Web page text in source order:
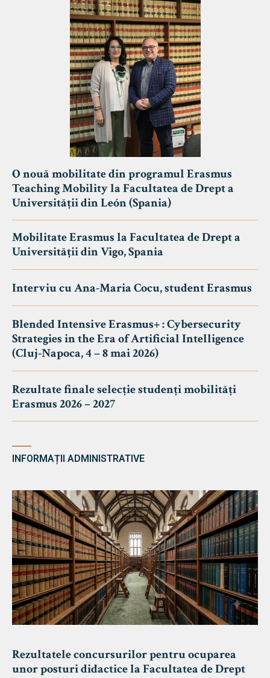
O nouă mobilitate din programul Erasmus
Teaching Mobility la Facultatea de Drept a
Universității din León (Spania)
Mobilitate Erasmus la Facultatea de Drept a
Universității din Vigo, Spania
Interviu cu Ana-Maria Cocu, student Erasmus
Blended Intensive Erasmus+ : Cybersecurity
Strategies in the Era of Artificial Intelligence
(Cluj-Napoca, 4 – 8 mai 2026)
Rezultate finale selecție studenți mobilități
Erasmus 2026 – 2027
INFORMAȚII ADMINISTRATIVE
Rezultatele concursurilor pentru ocuparea
unor posturi didactice la Facultatea de Drept